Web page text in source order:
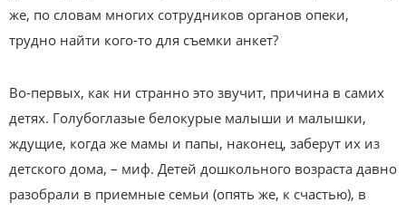
же, по словам многих сотрудников органов опеки,
трудно найти кого-то для съемки анкет?
Во-первых, как ни странно это звучит, причина в самих
детях. Голубоглазые белокурые малыши и малышки,
ждущие, когда же мамы и папы, наконец, заберут их из
детского дома, – миф. Детей дошкольного возраста давно
разобрали в приемные семьи (опять же, к счастью), в